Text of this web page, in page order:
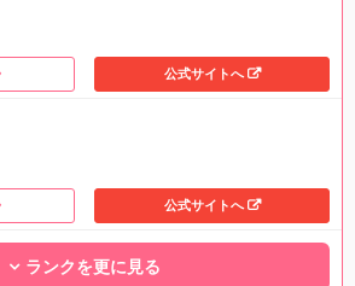
公式サイトへ
公式サイトへ
ランクを更に見る